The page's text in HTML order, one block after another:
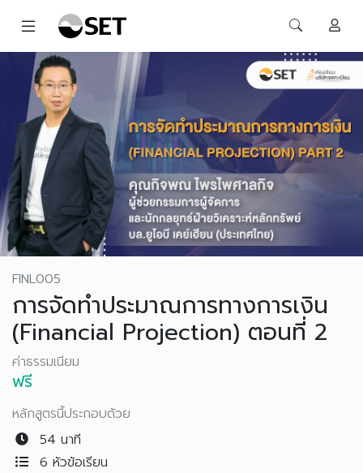
FINL005
การจัดทำประมาณการทางการเงิน
(Financial Projection) ตอนที่ 2
ค่าธรรมเนียม
ฟรี
หลักสูตรนี้ประกอบด้วย
54 นาที
6 หัวข้อเรียน